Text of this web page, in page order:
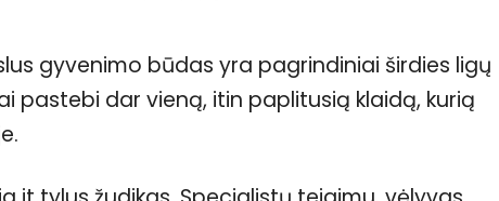
gyvenimo būdas yra pagrindiniai širdies ligų
pastebi dar vieną, itin paplitusią klaidą, kurią